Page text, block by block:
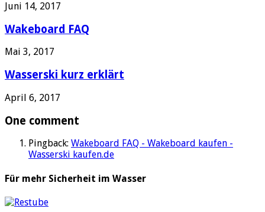
Juni 14, 2017
Wakeboard FAQ
Mai 3, 2017
Wasserski kurz erklärt
April 6, 2017
One comment
Pingback: Wakeboard FAQ - Wakeboard kaufen -
Wasserski kaufen.de
Für mehr Sicherheit im Wasser